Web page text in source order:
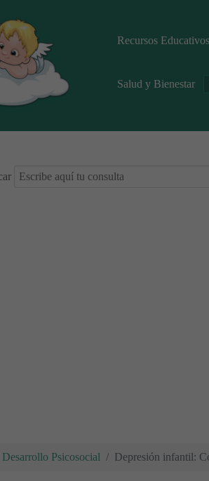
Recursos Educativos
Salud y Bienestar
Desarrollo Psicosocial Depresión infantil: